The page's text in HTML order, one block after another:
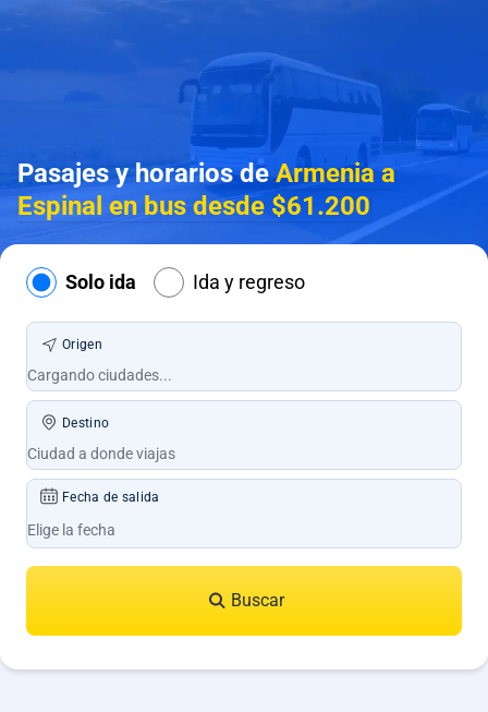
Pasajes y horarios deArmenia a
Espinal en bus desde $61.200
Solo ida Ida y regreso
Origen
Destino
Fecha de salida
Buscar